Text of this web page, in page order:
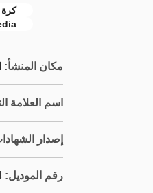
كرة
مكان المنشأ:
اسم العلامة
إصدار
رقم الموديل: